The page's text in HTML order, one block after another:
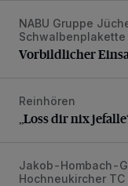
Vorbildlicher
NABU Gruppe
Schwalbenplakette
Vorbildlicher
„Loss dir nix
Reinhören
„Loss dir nix
Jubiläumsausgabe
Jakob-Hombach-
Hochneukircher TC